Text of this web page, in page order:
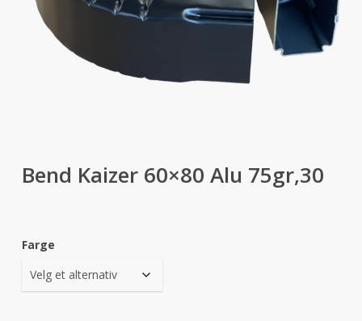
Bend Kaizer 60×80 Alu 75gr,30
Farge